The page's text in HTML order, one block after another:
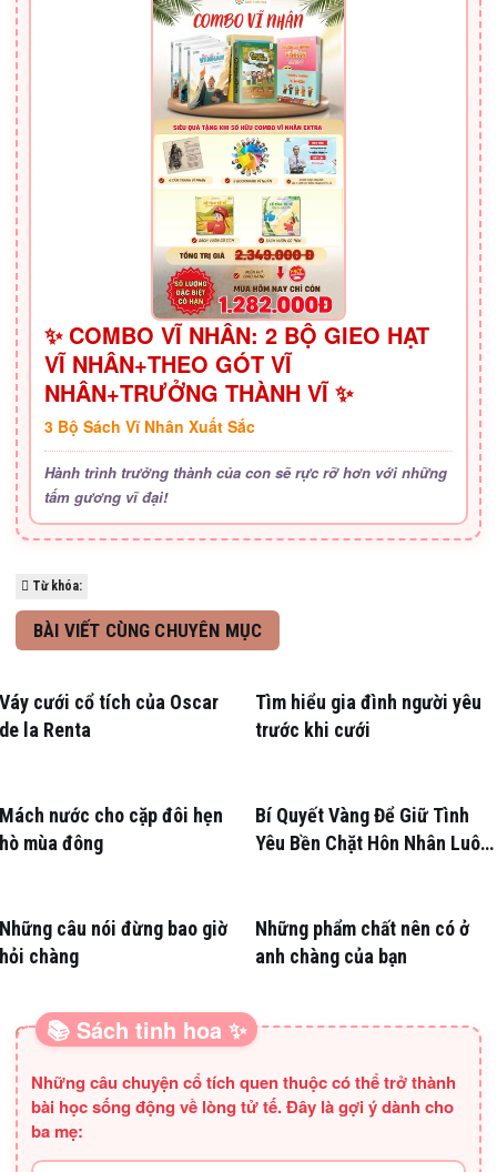
✨ COMBO VĨ NHÂN: 2 BỘ GIEO HẠT
VĨ NHÂN+THEO GÓT VĨ
NHÂN+TRƯỞNG THÀNH VĨ ✨
3 Bộ Sách Vĩ Nhân Xuất Sắc
Hành trình trưởng thành của con sẽ rực rỡ hơn với những
tấm gương vĩ đại!
Từ khóa:
BÀI VIẾT CÙNG CHUYÊN MỤC
Váy cưới cổ tích của Oscar
de la Renta
Tìm hiểu gia đình người yêu
trước khi cưới
Mách nước cho cặp đôi hẹn
hò mùa đông
Bí Quyết Vàng Để Giữ Tình
Yêu Bền Chặt Hôn Nhân Luôn
Những câu nói đừng bao giờ
hỏi chàng
Những phẩm chất nên có ở
anh chàng của bạn
SÁCH HAY CHO BA MẸ
📚 Sách tinh hoa ✨
Những câu chuyện cổ tích quen thuộc có thể trở thành
bài học sống động về lòng tử tế. Đây là gợi ý dành cho
ba mẹ: